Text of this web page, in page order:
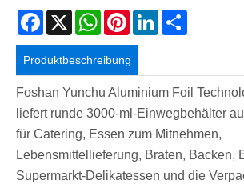
Facebook
X WhatsAppPinterestLinkedIn
Produktbeschreibung
Foshan Yunchu Aluminium Foil
liefert runde 3000-ml-Einwegbehälter
für Catering, Essen zum Mitnehmen,
Lebensmittellieferung, Braten, Backen,
Supermarkt-Delikatessen und die